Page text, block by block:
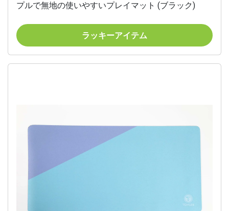
プルで無地の使いやすいプレイマット (ブラック)
ラッキーアイテム